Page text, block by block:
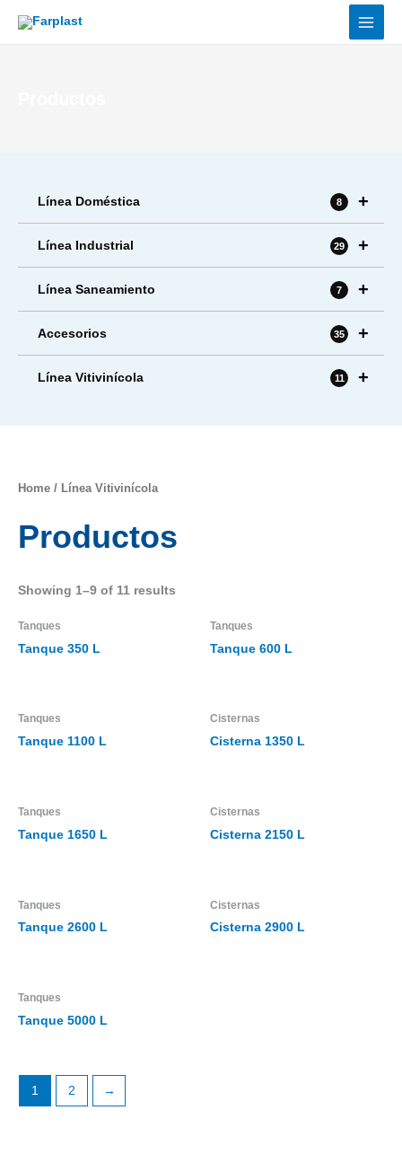
+
Línea Doméstica 8
+
Línea Industrial 29
+
Línea Saneamiento 7
+
Accesorios 35
+
Línea Vitivinícola 11
Home / Línea Vitivinícola
Productos
Showing 1–9 of 11 results
Tanques
Tanque 350 L
Tanques
Tanque 600 L
Tanques
Tanque 1100 L
Cisternas
Cisterna 1350 L
Tanques
Tanque 1650 L
Cisternas
Cisterna 2150 L
Tanques
Tanque 2600 L
Cisternas
Cisterna 2900 L
Tanques
Tanque 5000 L
1 2 →